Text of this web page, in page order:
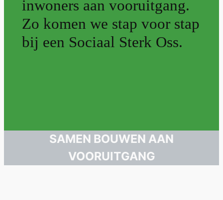
inwoners aan vooruitgang.
Zo komen we stap voor stap
bij een Sociaal Sterk Oss.
SAMEN BOUWEN AAN
VOORUITGANG